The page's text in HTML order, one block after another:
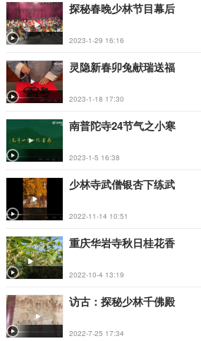
探秘春晚少林节目幕后
2023-1-29 16:16
灵隐新春卯兔献瑞送福
2023-1-18 17:30
南普陀寺24节气之小寒
2023-1-5 16:38
少林寺武僧银杏下练武
2022-11-14 10:51
重庆华岩寺秋日桂花香
2022-10-4 13:19
访古：探秘少林千佛殿
2022-7-25 17:34